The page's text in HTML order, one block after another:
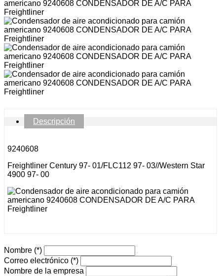
Descripción
9240608
Freightliner Century 97- 01/FLC112 97- 03//Western Star
4900 97- 00
Nombre (*)
Correo electrónico (*)
Nombre de la empresa